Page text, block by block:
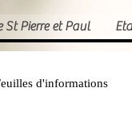
St Pierre et Paul
d'informations